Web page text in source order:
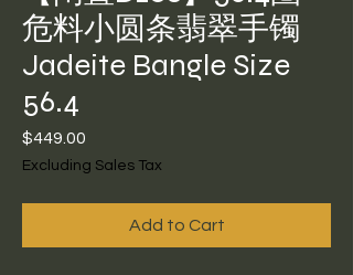
危料小圆条翡翠手镯
Jadeite Bangle Size
56.4
$449.00
Excluding Sales Tax
Add to Cart